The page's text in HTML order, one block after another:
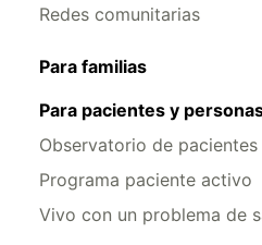
Redes comunitarias
Para familias
Para pacientes y
Observatorio de pacientes
Programa paciente activo
Vivo con un problema de